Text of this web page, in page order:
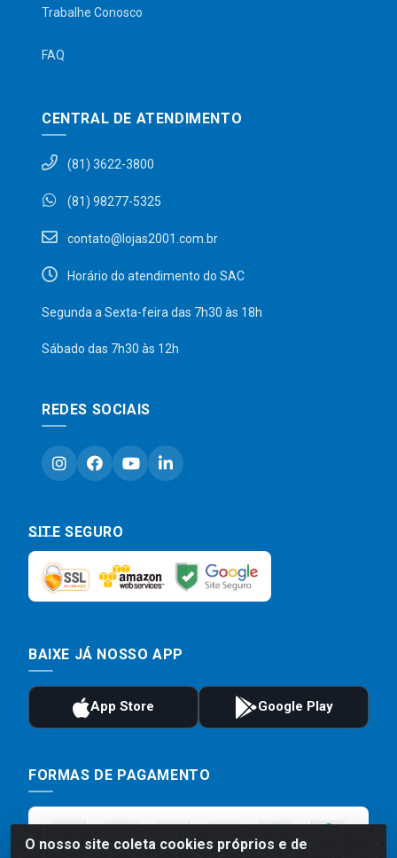
O nosso site coleta cookies próprios e de
Trabalhe Conosco
FAQ
CENTRAL DE ATENDIMENTO
(81) 3622-3800
(81) 98277-5325
contato@lojas2001.com.br
Horário do atendimento do SAC
Segunda a Sexta-feira das 7h30 às 18h
Sábado das 7h30 às 12h
REDES SOCIAIS
SITE SEGURO
BAIXE JÁ NOSSO APP
FORMAS DE PAGAMENTO